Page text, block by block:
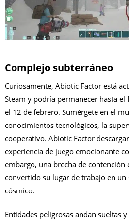
Complejo subterráneo
Curiosamente, Abiotic Factor está
Steam y podría permanecer hasta el
el 12 de febrero. Sumérgete en el
conocimientos tecnológicos, la
cooperativo. Abiotic Factor
experiencia de juego emocionante
embargo, una brecha de contención
convertido su lugar de trabajo en
cósmico.
Entidades peligrosas andan sueltas